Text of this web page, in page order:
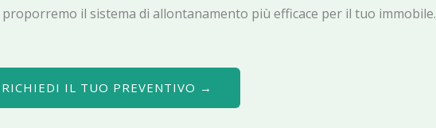
il sistema di allontanamento più efficace per il tuo immobile.
RICHIEDI IL TUO PREVENTIVO →